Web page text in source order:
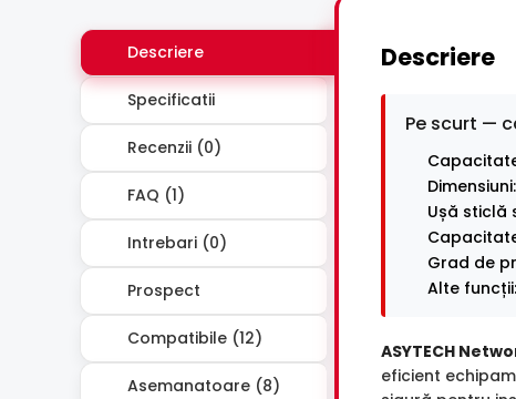
Descriere
Specificatii
Recenzii (0)
FAQ (1)
Intrebari (0)
Prospect
Compatibile (12)
Asemanatoare (8)
Descriere
Pe scurt —
Ușă sticlă
Grad de
Alte
ASYTECH
eficient